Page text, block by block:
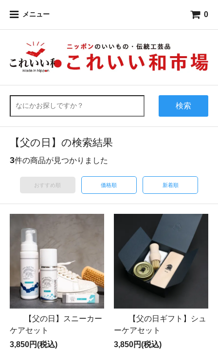
メニュー 0
検索
【父の日】の検索結果
3件の商品が見つかりました
おすすめ順 価格順 新着順
【父の日】スニーカー
ケアセット
3,850円(税込)
【父の日ギフト】シュ
ーケアセット
3,850円(税込)